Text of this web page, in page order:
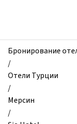
Sio
Hotel,
Мерсин,
Турция
Бронирование
/
Отели Турции
/
Мерсин
/